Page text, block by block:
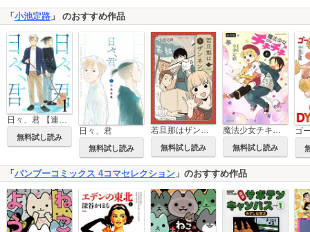
「 小池定路 」 のおすすめ作品
無料試し読み
日々、君
無料試し読み
若旦那はザンネン。
無料試し読み
魔法少女チキチキ 新装版
無料試し読み
「 バンブーコミックス 4コマセレクション 」のおすすめ作品